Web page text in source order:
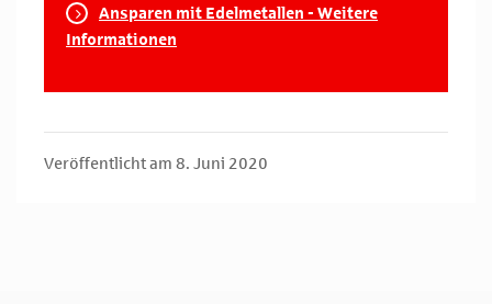
Ansparen mit Edelmetallen - Weitere
Informationen
Veröffentlicht am 8. Juni 2020